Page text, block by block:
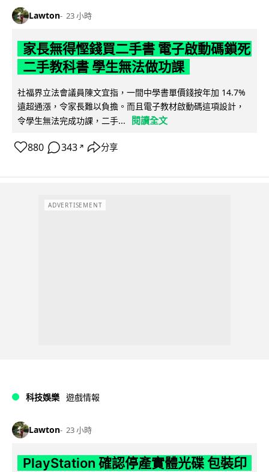
Lawton 23 小時
家長無得慳錢買二手書 電子啟動碼鎖死
二手教科書 學生無法做功課
社福界立法會議員陳文宜指，一間中學書單價錢按年加 14.7%
遠超通漲，令家長難以負擔。而且電子教材啟動碼這項設計，
令學生無法完成功課，二手...
閱讀全文
880 343 ↗ 分享
ADVERTISEMENT
科技娛樂 遊戲情報
Lawton 23 小時
PlayStation 確認停產實體光碟 包裝印